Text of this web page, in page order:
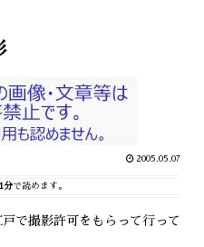
2005.05.07
分で読めます。
で撮影許可をもらって行って